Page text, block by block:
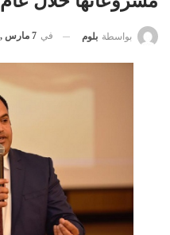
بواسطة بلوم في 7 مارس , 2022 - 2:55 م